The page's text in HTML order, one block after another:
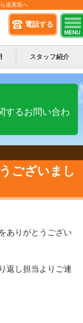
電話する
MENU
達美装へ
スタッフ紹介
するお問い合わ
ございまし
ありがとうござい
返し担当よりご連